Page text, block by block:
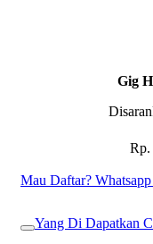
Gig
Rp.
Mau Daftar?
Yang Di Dapatkan